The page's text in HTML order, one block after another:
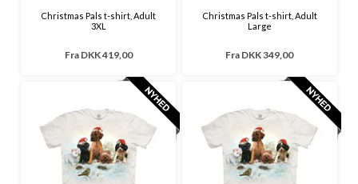
Christmas Pals t-shirt, Adult
3XL
Fra DKK 419,00
Christmas Pals t-shirt, Adult
Large
Fra DKK 349,00